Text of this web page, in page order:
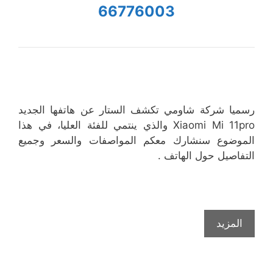
66776003
رسميا شركة شاومي تكشف الستار عن هاتفها الجديد
Xiaomi Mi 11pro والذي ينتمي للفئة العليا، في هذا
الموضوع سنشارك معكم المواصفات والسعر وجميع
التفاصيل حول الهاتف .
المزيد